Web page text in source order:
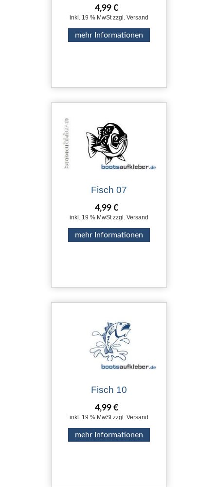
4,99 €
inkl. 19 % MwSt zzgl. Versand
mehr Informationen
Fisch 07
4,99 €
inkl. 19 % MwSt zzgl. Versand
mehr Informationen
Fisch 10
4,99 €
inkl. 19 % MwSt zzgl. Versand
mehr Informationen